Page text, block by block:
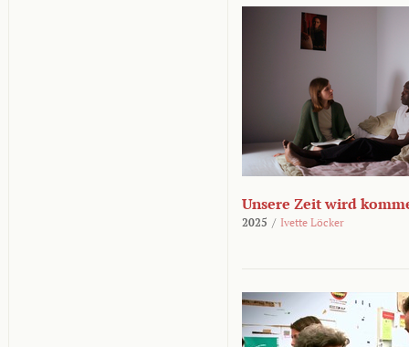
Unsere Zeit wird
2025 / Ivette Löcker